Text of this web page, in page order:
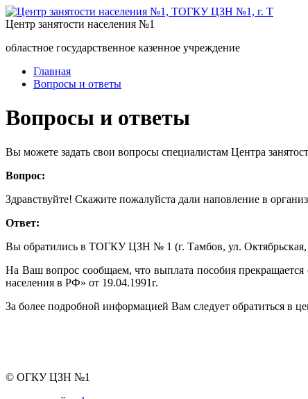
Центр занятости населения №1
областное государственное казенное учреждение
Главная
Вопросы и ответы
Вопросы и ответы
Вы можете задать свои вопросы специалистам Центра
Вопрос:
Здравствуйте! Скажите пожалуйста дали наповление в
Ответ:
Вы обратились в ТОГКУ ЦЗН № 1 (г. Тамбов, ул. Октябрьская,
На Ваш вопрос сообщаем, что выплата пособия
населения в РФ» от 19.04.1991г.
За более подробной информацией Вам следует обратиться в
© ОГКУ ЦЗН №1